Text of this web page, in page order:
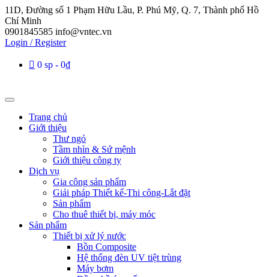
11D, Đường số 1 Phạm Hữu Lầu, P. Phú Mỹ, Q. 7, Thành phố Hồ
Chí Minh
0901845585 info@vntec.vn
Login / Register
0 sp 0₫
Trang chủ
Giới thiệu
Thư ngỏ
Tầm nhìn & Sứ mệnh
Giới thiệu công ty
Dịch vụ
Gia công sản phẩm
Giải pháp Thiết kế-Thi công-Lắt đặt
Sản phẩm
Cho thuê thiết bị, máy móc
Sản phẩm
Thiết bị xử lý nước
Bồn Composite
Hệ thống đèn UV tiệt trùng
Máy bơm